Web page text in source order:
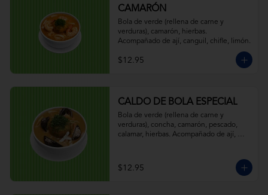
CAMARÓN
Bola de verde (rellena de carne y
verduras), camarón, hierbas.
Acompañado de ají, canguil, chifle, limón.
$12.95
CALDO DE BOLA ESPECIAL
Bola de verde (rellena de carne y
verduras), concha, camarón, pescado,
calamar, hierbas. Acompañado de ají,
$12.95